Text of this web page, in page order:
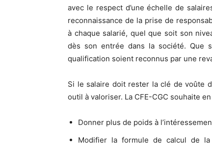
avec le respect d’une échelle de
reconnaissance de la prise de
à chaque salarié, quel que soit son
dès son entrée dans la société. Que
qualification soient reconnus par une
Si le salaire doit rester la clé de voûte
outil à valoriser. La CFE-CGC souhaite
Donner plus de poids à
Modifier la formule de calcul de